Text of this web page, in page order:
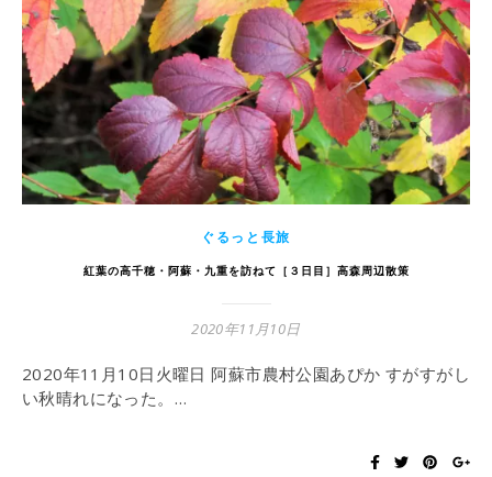
ぐるっと長旅
紅葉の高千穂・阿蘇・九重を訪ねて［３日目］高森周辺散策
2020年11月10日
2020年11月10日火曜日 阿蘇市農村公園あぴか すがすがし
い秋晴れになった。…